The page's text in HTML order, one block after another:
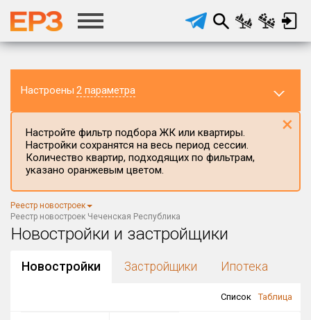
Настроены 2 параметра
Регион ЖК
×
Чеченская Республика
Район в регионе
Все
Настройте фильтр подбора ЖК или квартиры.
Настройки сохранятся на весь период сессии.
Количество квартир, подходящих по фильтрам,
указано оранжевым цветом.
×
Реестр новостроек
Реестр новостроек Чеченская Республика
Новостройки и застройщики
Новостройки Застройщики Ипотека
Список Таблица